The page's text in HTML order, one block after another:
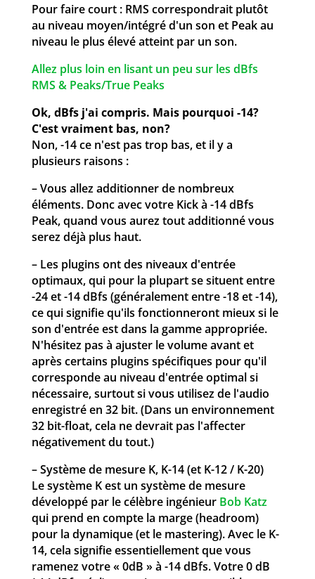
Pour faire court : RMS correspondrait plutôt
au niveau moyen/intégré d'un son et Peak au
niveau le plus élevé atteint par un son.
Allez plus loin en lisant un peu sur les dBfs
RMS & Peaks/True Peaks
Ok, dBfs j'ai compris. Mais pourquoi -14?
C'est vraiment bas, non?
Non, -14 ce n'est pas trop bas, et il y a
plusieurs raisons :
– Vous allez additionner de nombreux
éléments. Donc avec votre Kick à -14 dBfs
Peak, quand vous aurez tout additionné vous
serez déjà plus haut.
– Les plugins ont des niveaux d'entrée
optimaux, qui pour la plupart se situent entre
-24 et -14 dBfs (généralement entre -18 et -14),
ce qui signifie qu'ils fonctionneront mieux si le
son d'entrée est dans la gamme appropriée.
N'hésitez pas à ajuster le volume avant et
après certains plugins spécifiques pour qu'il
corresponde au niveau d'entrée optimal si
nécessaire, surtout si vous utilisez de l'audio
enregistré en 32 bit. (Dans un environnement
32 bit-float, cela ne devrait pas l'affecter
négativement du tout.)
– Système de mesure K, K-14 (et K-12 / K-20)
Le système K est un système de mesure
développé par le célèbre ingénieur Bob Katz
qui prend en compte la marge (headroom)
pour la dynamique (et le mastering). Avec le K-
14, cela signifie essentiellement que vous
ramenez votre « 0dB » à -14 dBfs. Votre 0 dB